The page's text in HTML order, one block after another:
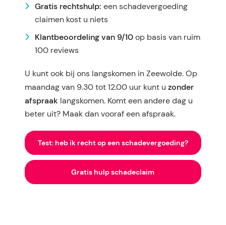
Gratis rechtshulp: een schadevergoeding
claimen kost u niets
Klantbeoordeling van 9/10op basis van ruim
100 reviews
U kunt ook bij ons langskomen in Zeewolde. Op
maandag van 9.30 tot 12.00 uur kunt u zonder
afspraak langskomen. Komt een andere dag u
beter uit? Maak dan vooraf een afspraak.
Test: heb ik recht op een schadevergoeding?
Gratis hulp schadeclaim